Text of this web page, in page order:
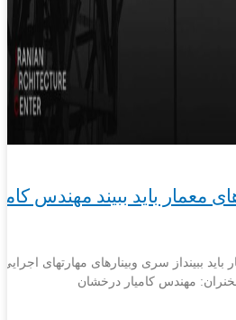
معمار باید ببیند مهندس
ببینداز سری وبینارهای مهارتهای اجرایی